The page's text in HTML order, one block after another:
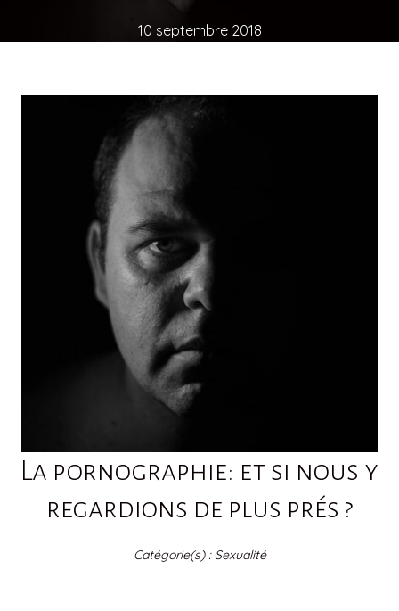
10 septembre 2018
La pornographie: et si nous y
regardions de plus prés ?
Catégorie(s) : Sexualité